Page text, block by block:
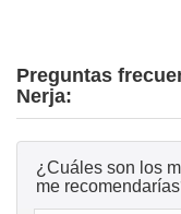
Preguntas
Nerja:
¿Cuáles son los
me